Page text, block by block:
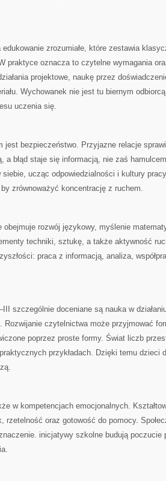
zrozumiałe, które zestawia
praktyce oznacza to czytelne wymagania
projektowe, naukę przez
Wychowanek nie jest tu biernym
uczenia się.
jest bezpieczeństwo. Przyjazne relacje
a błąd staje się informacją, nie zaś
siebie, ucząc odpowiedzialności i kultury
zrównoważyć koncentrację z ruchem.
obejmuje rozwój językowy, myślenie
techniki, sztukę, a także aktywność
praca z informacją, analiza,
szczególnie doceniane są nauka w
Rozwijanie czytelnictwa może przyjmować
poprzez proste formy. Świat liczb
przykładach. Dzięki temu dzieci
w kompetencjach emocjonalnych.
rzetelność oraz gotowość do pomocy.
inicjatywy szkolne budują poczucie